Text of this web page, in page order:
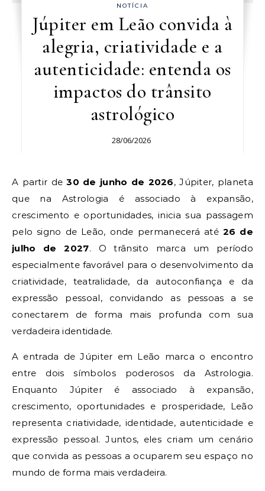
NOTÍCIA
Júpiter em Leão convida à
alegria, criatividade e a
autenticidade: entenda os
impactos do trânsito
astrológico
28/06/2026
A partir de30 de junho de 2026, Júpiter, planeta
que na Astrologia é associado à expansão,
crescimento e oportunidades, inicia sua passagem
pelo signo de Leão, onde permanecerá até 26 de
julho de 2027. O trânsito marca um período
especialmente favorável para o desenvolvimento da
criatividade, teatralidade, da autoconfiança e da
expressão pessoal, convidando as pessoas a se
conectarem de forma mais profunda com sua
verdadeira identidade.
A entrada de Júpiter em Leão marca o encontro
entre dois símbolos poderosos da Astrologia.
Enquanto Júpiter é associado à expansão,
crescimento, oportunidades e prosperidade, Leão
representa criatividade, identidade, autenticidade e
expressão pessoal. Juntos, eles criam um cenário
que convida as pessoas a ocuparem seu espaço no
mundo de forma mais verdadeira.